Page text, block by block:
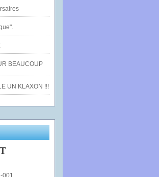
BEAUCOUP
UN KLAXON !!!